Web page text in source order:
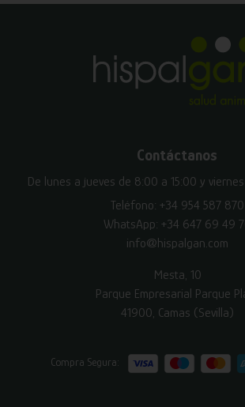
Contáctanos
De lunes a jueves de 8:00 a 15:00 y
Teléfono: +34 954 587 870
WhatsApp: +34 647 69 49
info@hispalgan.com
Mesta, 10
Parque Empresarial Parque
41900, Camas (Sevilla)
Compra Segura: